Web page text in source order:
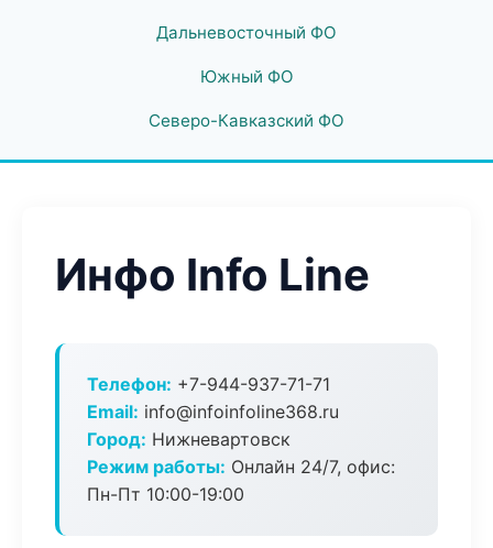
Дальневосточный ФО
Южный ФО
Северо-Кавказский ФО
Инфо Info Line
Телефон: +7-944-937-71-71
Email: info@infoinfoline368.ru
Город: Нижневартовск
Режим работы: Онлайн 24/7, офис:
Пн-Пт 10:00-19:00